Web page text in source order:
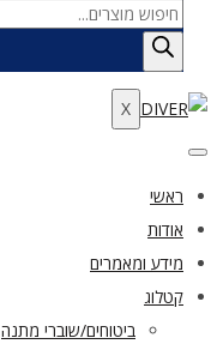
Products
search
X
ראשי
אודות
מידע ומאמרים
קטלוג
ביטוחים/שוברי מתנה